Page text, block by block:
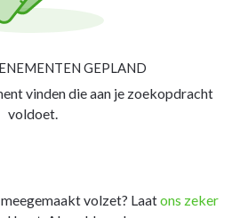
GEPLAND
vinden die aan je zoekopdracht
voldoet.
volzet? Laatons zeker